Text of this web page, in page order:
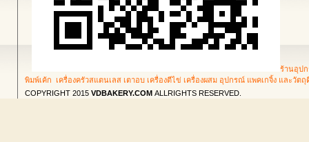
ร้านอุป
พิมพ์เค้ก เครื่องครัวสแตนเลส เตาอบ เครื่องตีไข่ เครื่องผสม อุปกรณ์ แพคเกจิ้ง และวัต
COPYRIGHT 2015 VDBAKERY.COM ALLRIGHTS RESERVED.